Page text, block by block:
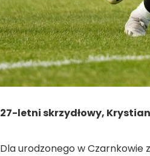
27-letni skrzydłowy,
Dla urodzonego w Czarnkowie